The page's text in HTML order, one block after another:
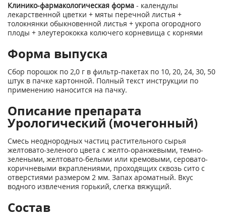
Клинико-фармакологическая форма - календулы
лекарственной цветки + мяты перечной листья +
толокнянки обыкновенной листья + укропа огородного
плоды + элеутерококка колючего корневища с корнями
Форма выпуска
Сбор порошок по 2,0 г в фильтр-пакетах по 10, 20, 24, 30, 50
штук в пачке картонной. Полный текст инструкции по
применению наносится на пачку.
Описание препарата
Урологический (мочегонный)
Смесь неоднородных частиц растительного сырья
желтовато-зеленого цвета с желто-оранжевыми, темно-
зелеными, желтовато-белыми или кремовыми, серовато-
коричневыми вкраплениями, проходящих сквозь сито с
отверстиями размером 2 мм. Запах ароматный. Вкус
водного извлечения горький, слегка вяжущий.
Состав